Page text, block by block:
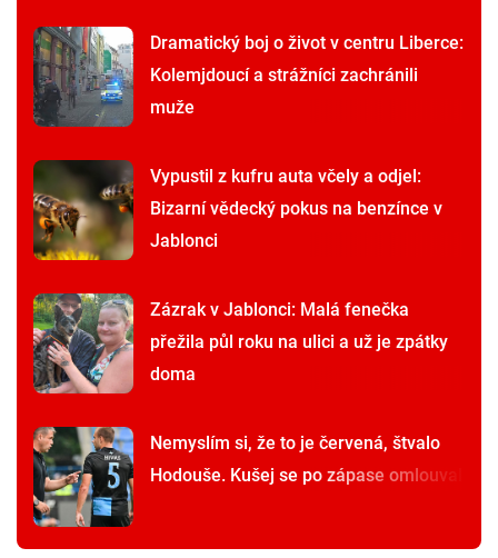
Dramatický boj o život v centru Liberce:
Kolemjdoucí a strážníci zachránili
muže
Vypustil z kufru auta včely a odjel:
Bizarní vědecký pokus na benzínce v
Jablonci
Zázrak v Jablonci: Malá fenečka
přežila půl roku na ulici a už je zpátky
doma
Nemyslím si, že to je červená, štvalo
Hodouše. Kušej se po zápase omlouval